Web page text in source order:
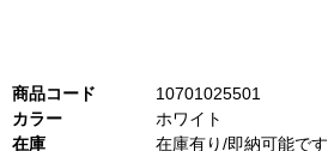
商品コード
10701025501
カラー
ホワイト
在庫
在庫有り/即納可能です